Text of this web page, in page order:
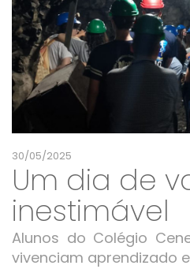
30/05/2025
Um dia de
inestimável
Alunos do Colégio
vivenciam aprendizado